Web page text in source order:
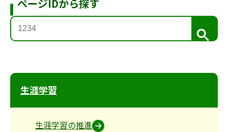
ページIDから探す
検
索
生涯学習
生涯学習の推進